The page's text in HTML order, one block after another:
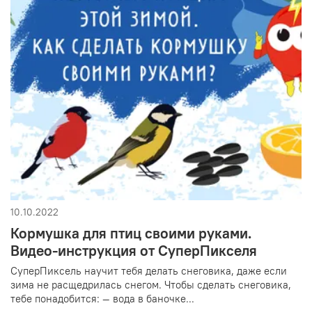
10.10.2022
Кормушка для птиц своими руками.
Видео-инструкция от СуперПикселя
СуперПиксель научит тебя делать снеговика, даже если
зима не расщедрилась снегом. Чтобы сделать снеговика,
тебе понадобится: — вода в баночке...